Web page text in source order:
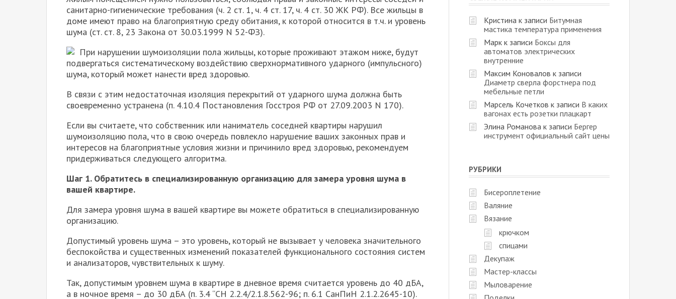
санитарно-гигиенические требования (ч. 2 ст. 1, ч. 4 ст. 17, ч. 4 ст. 30 ЖК РФ). Все жильцы в
доме имеют право на благоприятную среду обитания, к которой относится в т.ч. и уровень
шума (ст. ст. 8, 23 Закона от 30.03.1999 N 52-ФЗ).
При нарушении шумоизоляции пола жильцы, которые проживают этажом ниже, будут
подвергаться систематическому воздействию сверхнормативного ударного (импульсного)
шума, который может нанести вред здоровью.
В связи с этим недостаточная изоляция перекрытий от ударного шума должна быть
своевременно устранена (п. 4.10.4 Постановления Госстроя РФ от 27.09.2003 N 170).
Если вы считаете, что собственник или наниматель соседней квартиры нарушил
шумоизоляцию пола, что в свою очередь повлекло нарушение ваших законных прав и
интересов на благоприятные условия жизни и причинило вред здоровью, рекомендуем
придерживаться следующего алгоритма.
Шаг 1. Обратитесь в специализированную организацию для замера уровня шума в
вашей квартире.
Для замера уровня шума в вашей квартире вы можете обратиться в специализированную
организацию.
Допустимый уровень шума – это уровень, который не вызывает у человека значительного
беспокойства и существенных изменений показателей функционального состояния систем
и анализаторов, чувствительных к шуму.
Так, допустимым уровнем шума в квартире в дневное время считается уровень до 40 дБА,
а в ночное время – до 30 дБА (п. 3.4 “СН 2.2.4/2.1.8.562-96; п. 6.1 СанПиН 2.1.2.2645-10).
Кристина к записи Битумная
мастика температура применения
Марк к записи Боксы для
автоматов электрических
внутренние
Максим Коновалов к записи
Диаметр сверла форстнера под
мебельные петли
Марсель Кочетков к записи В каких
вагонах есть розетки плацкарт
Элина Романова к записи Бергер
инструмент официальный сайт цены
РУБРИКИ
Бисероплетение
Валяние
Вязание
крючком
спицами
Декупаж
Мастер-классы
Мыловарение